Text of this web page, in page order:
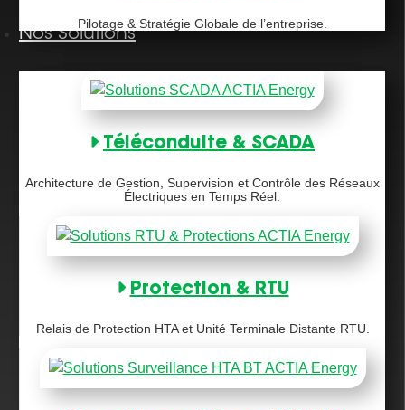
Pilotage & Stratégie Globale de l’entreprise.
Nos Solutions
Téléconduite & SCADA
Architecture de Gestion, Supervision et Contrôle des Réseaux
Électriques en Temps Réel.
Protection & RTU
Relais de Protection HTA et Unité Terminale Distante RTU.